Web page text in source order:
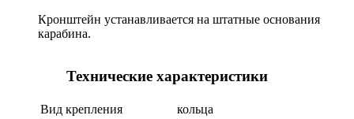
Кронштейн устанавливается на штатные основания
карабина.
Технические характеристики
Вид крепления
кольца